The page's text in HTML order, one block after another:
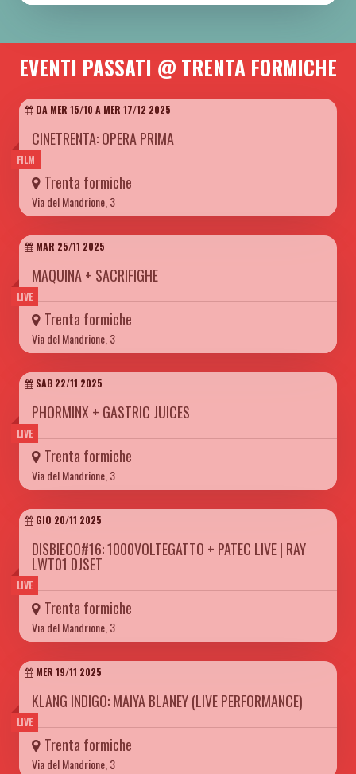
EVENTI PASSATI @ TRENTA FORMICHE
FILM
DA MER 15/10 A MER 17/12 2025
CINETRENTA: OPERA PRIMA
Trenta formiche
Via del Mandrione, 3
LIVE
MAR 25/11 2025
MAQUINA + SACRIFIGHE
Trenta formiche
Via del Mandrione, 3
LIVE
SAB 22/11 2025
PHORMINX + GASTRIC JUICES
Trenta formiche
Via del Mandrione, 3
LIVE
GIO 20/11 2025
DISBIECO#16: 1000VOLTEGATTO + PATEC LIVE | RAY
LWT01 DJSET
Trenta formiche
Via del Mandrione, 3
LIVE
MER 19/11 2025
KLANG INDIGO: MAIYA BLANEY (LIVE PERFORMANCE)
Trenta formiche
Via del Mandrione, 3